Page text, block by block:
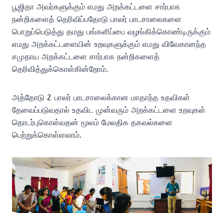
பூஜிதா அவர்களுக்கும் எமது அறக்கட்டளை சார்பாக
நன்றிகளைத் தெரிவிப்பதோடு பாலர் பாடசாலைகளை
பொறுப்பெடுத்து தமது பங்களிப்பை வழங்கிக்கொண்டிருக்கும்
எமது அறக்கட்டளையின் உறவுகளுக்கும் எமது விவேகானந்த
சமுதாய அறக்கட்டளை சார்பாக நன்றிகளைத்
தெரிவித்துக்கொள்கின்றோம்.
அத்தோடு 2 பாலர் பாடசாலைக்கான மாதாந்த உதவிகள்
தேவைப்படுவதால் உதவிட முன்வரும் அறக்கட்டளை உறவுகள்
தொடர்புகொள்வதன் மூலம் மேலதிக தகவல்களை
பெற்றுக்கொள்ளலாம்.